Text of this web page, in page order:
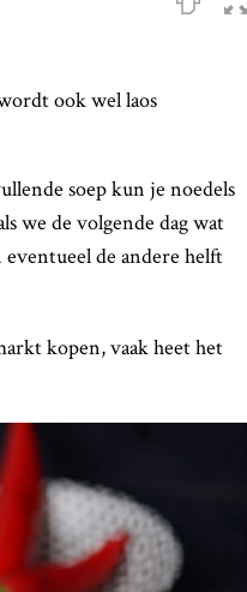
ook wel laos
soep kun je noedels
we de volgende dag wat
de andere helft
kopen, vaak heet het